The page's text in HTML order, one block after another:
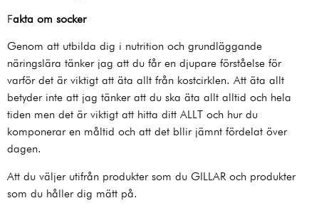
Fakta om socker
Genom att utbilda dig i nutrition och grundläggande
näringslära tänker jag att du får en djupare förståelse för
varför det är viktigt att äta allt från kostcirklen. Att äta allt
betyder inte att jag tänker att du ska äta allt alltid och hela
tiden men det är viktigt att hitta ditt ALLT och hur du
komponerar en måltid och att det bllir jämnt fördelat över
dagen.
Att du väljer utifrån produkter som du GILLAR och produkter
som du håller dig mätt på.